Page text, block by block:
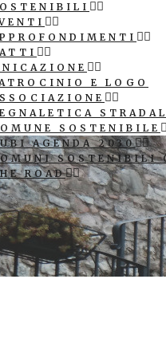
E LOGO
SOSTENIBILE
AGENDA 2030
SOSTENIBILI
ROAD